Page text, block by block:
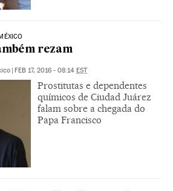
rezam
FEB 17, 2016 - 08:14 EST
Prostitutas e dependentes
químicos de Ciudad Juárez
falam sobre a chegada do
Papa Francisco